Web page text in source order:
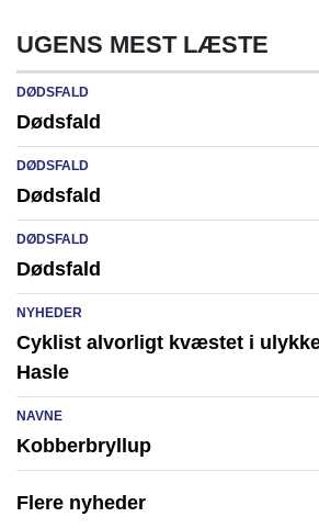
UGENS MEST LÆSTE
DØDSFALD
Dødsfald
DØDSFALD
Dødsfald
DØDSFALD
Dødsfald
NYHEDER
Cyklist alvorligt kvæstet i
Hasle
NAVNE
Kobberbryllup
Flere nyheder